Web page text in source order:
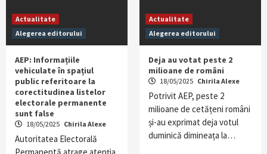
Actualitate
Alegerea editorului
AEP: Informațiile
vehiculate în spațiul
public referitoare la
corectitudinea listelor
electorale permanente
sunt false
18/05/2025 Chirila Alexe
Autoritatea Electorală
Actualitate
Alegerea editorului
Deja au votat peste 2
milioane de români
18/05/2025 Chirila Alexe
Potrivit AEP, peste 2
milioane de cetățeni români
și-au exprimat deja votul
duminică dimineața la…